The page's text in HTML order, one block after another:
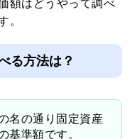
いくらなのか知らな
額はどうやって調べ
。
る方法は？